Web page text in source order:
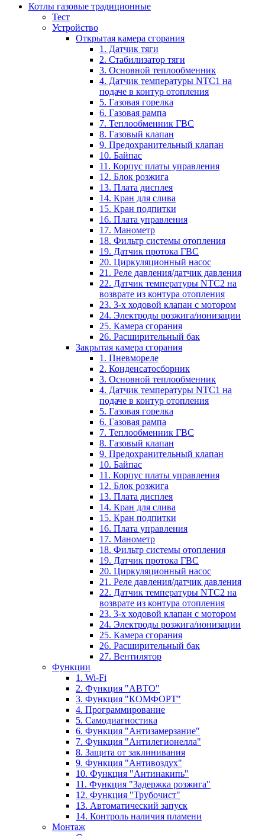
Котлы газовые традиционные
Тест
Устройство
Открытая камера сгорания
1. Датчик тяги
2. Стабилизатор тяги
3. Основной теплообменник
4. Датчик температуры NTC1 на
подаче в контур отопления
5. Газовая горелка
6. Газовая рампа
7. Теплообменник ГВС
8. Газовый клапан
9. Предохранительный клапан
10. Байпас
11. Корпус платы управления
12. Блок розжига
13. Плата дисплея
14. Кран для слива
15. Кран подпитки
16. Плата управления
17. Манометр
18. Фильтр системы отопления
19. Датчик протока ГВС
20. Циркуляционный насос
21. Реле давления/датчик давления
22. Датчик температуры NTC2 на
возврате из контура отопления
23. 3-х ходовой клапан с мотором
24. Электроды розжига/ионизации
25. Камера сгорания
26. Расширительный бак
Закрытая камера сгорания
1. Пневмореле
2. Конденсатосборник
3. Основной теплообменник
4. Датчик температуры NTC1 на
подаче в контур отопления
5. Газовая горелка
6. Газовая рампа
7. Теплообменник ГВС
8. Газовый клапан
9. Предохранительный клапан
10. Байпас
11. Корпус платы управления
12. Блок розжига
13. Плата дисплея
14. Кран для слива
15. Кран подпитки
16. Плата управления
17. Манометр
18. Фильтр системы отопления
19. Датчик протока ГВС
20. Циркуляционный насос
21. Реле давления/датчик давления
22. Датчик температуры NTC2 на
возврате из контура отопления
23. 3-х ходовой клапан с мотором
24. Электроды розжига/ионизации
25. Камера сгорания
26. Расширительный бак
27. Вентилятор
Функции
1. Wi-Fi
2. Функция "АВТО"
3. Функция "КОМФОРТ"
4. Программирование
5. Самодиагностика
6. Функция "Антизамерзание"
7. Функция "Антилегионелла"
8. Защита от заклинивания
9. Функция "Антивоздух"
10. Функция "Антинакипь"
11. Функция "Задержка розжига"
12. Функция "Трубочист"
13. Автоматический запуск
14. Контроль наличия пламени
Монтаж